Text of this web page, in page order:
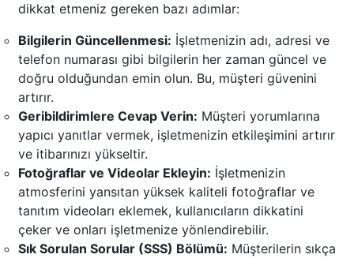
dikkat etmeniz gereken bazı adımlar:
Bilgilerin Güncellenmesi: İşletmenizin adı, adresi ve
telefon numarası gibi bilgilerin her zaman güncel ve
doğru olduğundan emin olun. Bu, müşteri güvenini
artırır.
Geribildirimlere Cevap Verin: Müşteri yorumlarına
yapıcı yanıtlar vermek, işletmenizin etkileşimini artırır
ve itibarınızı yükseltir.
Fotoğraflar ve Videolar Ekleyin: İşletmenizin
atmosferini yansıtan yüksek kaliteli fotoğraflar ve
tanıtım videoları eklemek, kullanıcıların dikkatini
çeker ve onları işletmenize yönlendirebilir.
Sık Sorulan Sorular (SSS) Bölümü: Müşterilerin sıkça